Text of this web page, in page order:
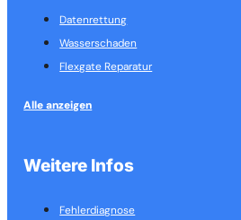
Datenrettung
Wasserschaden
Flexgate Reparatur
Alle anzeigen
Weitere Infos
Fehlerdiagnose